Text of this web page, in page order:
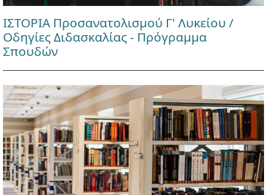
ΙΣΤΟΡΙΑ Προσανατολισμού Γ' Λυκείου /
Οδηγίες Διδασκαλίας - Πρόγραμμα
Σπουδών